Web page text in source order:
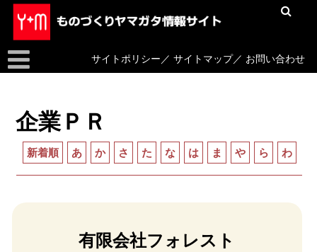
サイトポリシー ／サイトマップ／ お問い合わせ
企業ＰＲ
新着順 あ か さ た な は ま や ら わ
有限会社フォレスト